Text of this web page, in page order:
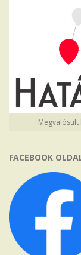
FACEBOOK